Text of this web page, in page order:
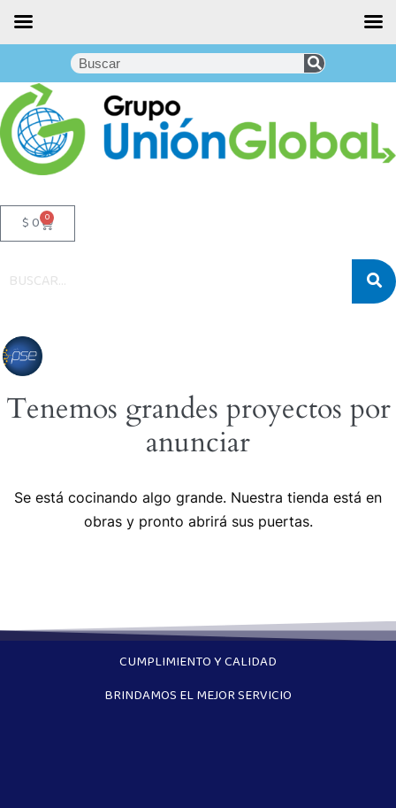
$0 0
Tenemos grandes proyectos por
anunciar
Se está cocinando algo grande. Nuestra tienda está en
obras y pronto abrirá sus puertas.
CUMPLIMIENTO Y CALIDAD
BRINDAMOS EL MEJOR SERVICIO